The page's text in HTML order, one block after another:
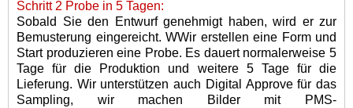
Schritt 2 Probe in 5 Tagen:
Sobald Sie den Entwurf genehmigt haben, wird er zur
Bemusterung eingereicht. WWir erstellen eine Form und
Start produziereneine Probe. Es dauert normalerweise 5
Tage für die Produktion und weitere 5 Tage für die
Lieferung. Wir unterstützen auch Digital Approve für das
Sampling, wir machen Bilder mit PMS-